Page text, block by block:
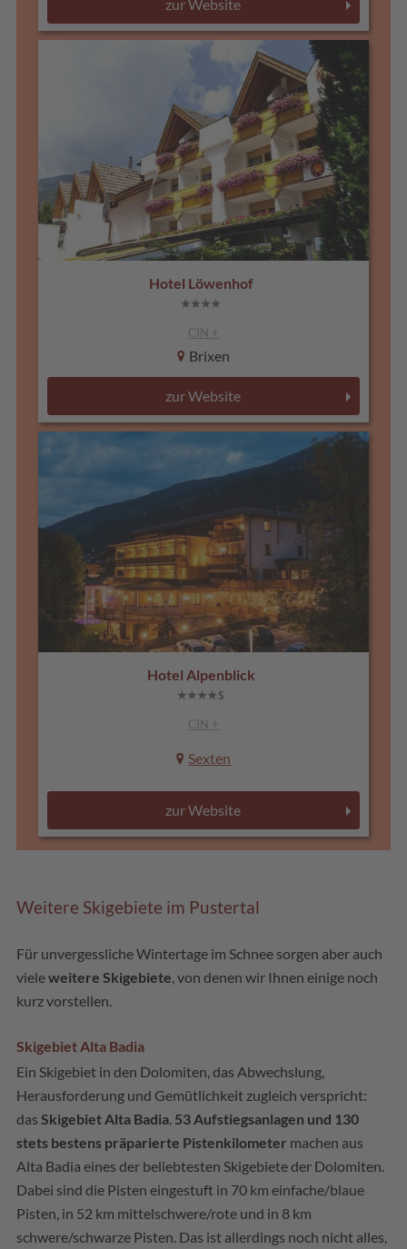
zur Website
Hotel Löwenhof
CIN +
Brixen
zur Website
Hotel Alpenblick
CIN +
Sexten
zur Website
Weitere Skigebiete im Pustertal
Für unvergessliche Wintertage im Schnee sorgen aber auch
vieleweitere Skigebiete, von denen wir Ihnen einige noch
kurz vorstellen.
Skigebiet Alta Badia
Ein Skigebiet in den Dolomiten, das Abwechslung,
Herausforderung und Gemütlichkeit zugleich verspricht:
das Skigebiet Alta Badia. 53 Aufstiegsanlagen und 130
stets bestens präparierte Pistenkilometer machen aus
Alta Badia eines der beliebtesten Skigebiete der Dolomiten.
Dabei sind die Pisten eingestuft in 70 km einfache/blaue
Pisten, in 52 km mittelschwere/rote und in 8 km
schwere/schwarze Pisten. Das ist allerdings noch nicht alles,